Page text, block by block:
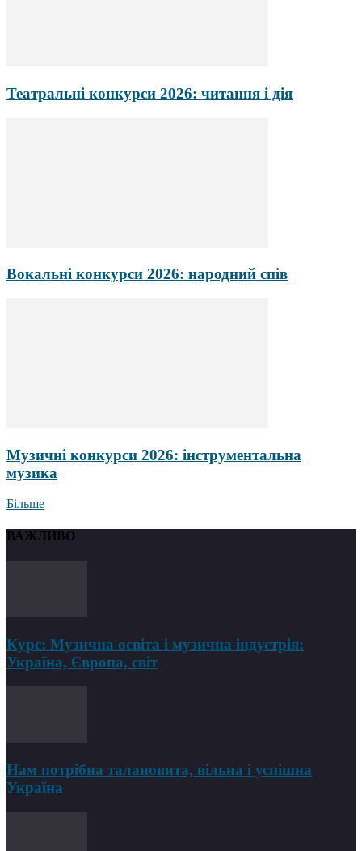
Театральні конкурси 2026: читання і дія
Вокальні конкурси 2026: народний спів
Музичні конкурси 2026: інструментальна
музика
Більше
ВАЖЛИВО
Курс: Музична освіта і музична індустрія:
Україна, Європа, світ
Нам потрібна талановита, вільна і успішна
Україна